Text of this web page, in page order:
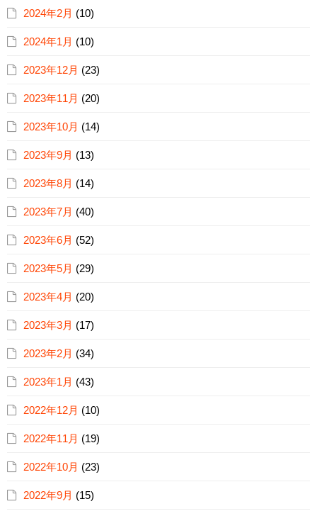
2024年2月 (10)
2024年1月 (10)
2023年12月 (23)
2023年11月 (20)
2023年10月 (14)
2023年9月 (13)
2023年8月 (14)
2023年7月 (40)
2023年6月 (52)
2023年5月 (29)
2023年4月 (20)
2023年3月 (17)
2023年2月 (34)
2023年1月 (43)
2022年12月 (10)
2022年11月 (19)
2022年10月 (23)
2022年9月 (15)